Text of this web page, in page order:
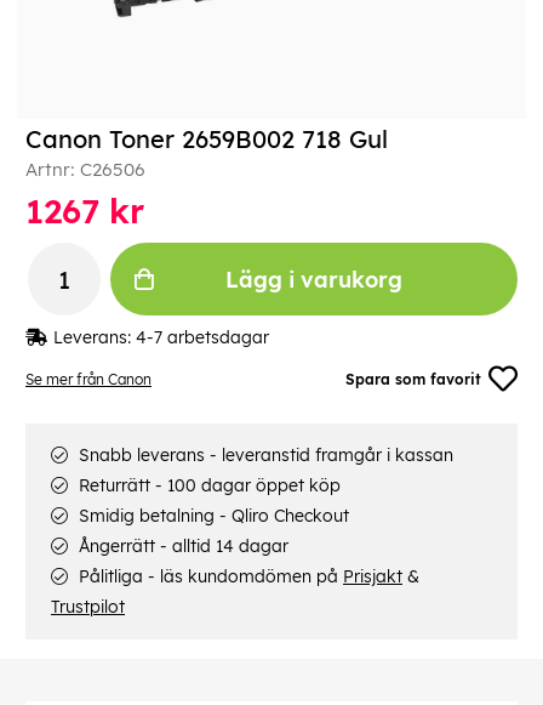
Se mer från Canon Spara som favorit
Canon Toner 2659B002 718 Gul
Artnr: C26506
1267 kr
Lägg i varukorg
Leverans: 4-7 arbetsdagar
Snabb leverans - leveranstid framgår i kassan
Returrätt - 100 dagar öppet köp
Smidig betalning - Qliro Checkout
Ångerrätt - alltid 14 dagar
Pålitliga - läs kundomdömen på Prisjakt &
Trustpilot